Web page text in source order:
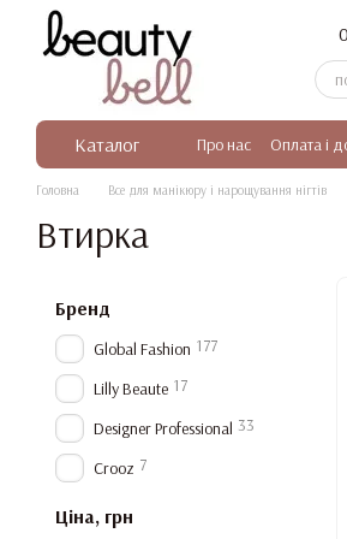
Перейти до основного контенту
Каталог Про нас Оплата і
Головна Все для манікюру і нарощування нігтів
Втирка
Бренд
Global Fashion 177
Lilly Beaute 17
Designer Professional 33
Crooz 7
Ціна, грн